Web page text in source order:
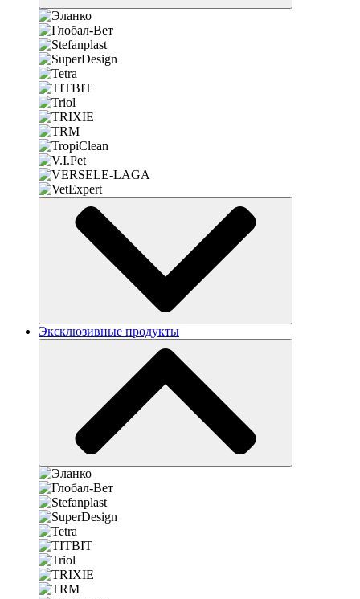
Эксклюзивные продукты